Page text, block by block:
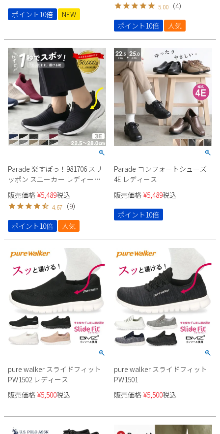
ポイント10倍
NEW
5.00 （4）
ポイント10倍
人気
Parade 楽すぽっ！981706 スリ
ッポン スニーカー レディース
メンズ
販売価格 ¥5,489税込
4.67 （9）
ポイント10倍
人気
Parade コンフォートシューズ
4E レディース
販売価格 ¥5,489税込
ポイント10倍
pure walker スライドフィット
PW1502 レディース
販売価格 ¥5,500税込
pure walker スライドフィット
PW1501
販売価格 ¥5,500税込